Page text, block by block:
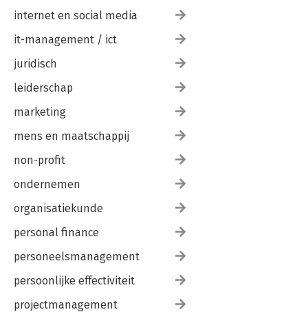
internet en social media
it-management / ict
juridisch
leiderschap
marketing
mens en maatschappij
non-profit
ondernemen
organisatiekunde
personal finance
personeelsmanagement
persoonlijke effectiviteit
projectmanagement